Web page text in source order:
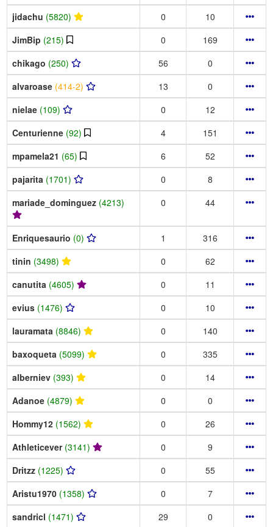
jidachu (5820) 0
10
JimBip (215) 0
169
chikago (250) 56
0
alvaroase (414-2) 13
0
nielae (109) 0
12
Centurienne (92) 4
151
mpamela21 (65) 6
52
pajarita (1701) 0
8
mariade_dominguez (4213) 0 44
Enriquesaurio (0) 1
316
tinin (3498) 0
62
canutita (4605) 0
11
evius (1476) 0
10
lauramata (8846) 0
140
baxoqueta (5099) 0
335
alberniev (393) 0
14
Adanoe (4879) 0
0
Hommy12 (1562) 0
26
Athleticever (3141) 0
9
Dritzz (1225) 0
55
Aristu1970 (1358) 0
7
sandricl (1471) 29 0